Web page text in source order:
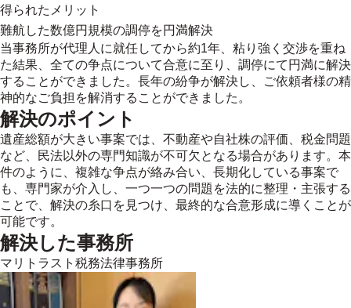
得られたメリット
難航した数億円規模の調停を円満解決
当事務所が代理人に就任してから約1年、粘り強く交渉を重ね
た結果、全ての争点について合意に至り、調停にて円満に解決
することができました。長年の紛争が解決し、ご依頼者様の精
神的なご負担を解消することができました。
解決のポイント
遺産総額が大きい事案では、不動産や自社株の評価、税金問題
など、民法以外の専門知識が不可欠となる場合があります。本
件のように、複雑な争点が絡み合い、長期化している事案で
も、専門家が介入し、一つ一つの問題を法的に整理・主張する
ことで、解決の糸口を見つけ、最終的な合意形成に導くことが
可能です。
解決した事務所
マリトラスト税務法律事務所